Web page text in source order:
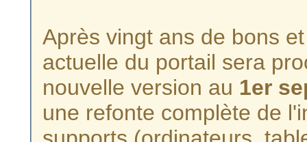
Après vingt ans de bons
actuelle du portail sera
nouvelle version au 1er
une refonte complète de